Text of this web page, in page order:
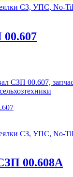
СЗ, УПС, No-
СЗП 00.607,
СЗ, УПС, No-
00.608А